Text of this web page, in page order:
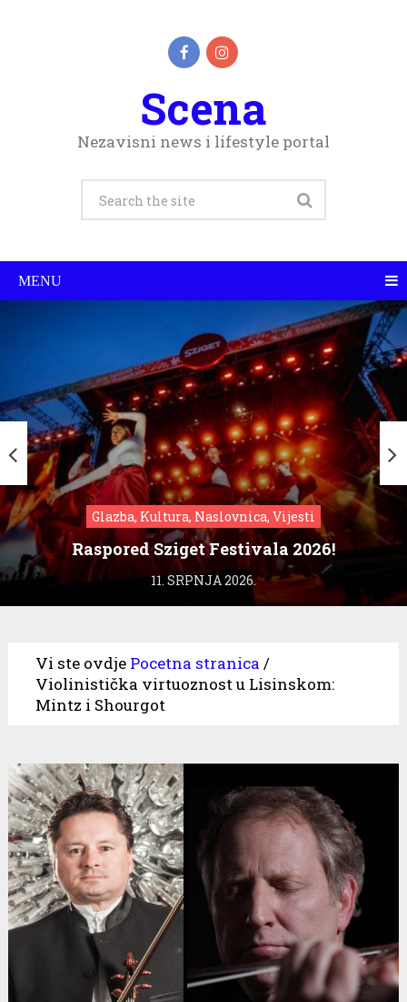
Scena
Nezavisni news i lifestyle portal
MENU
Glazba, Kultura, Naslovnica, Vijesti
Raspored Sziget Festivala 2026!
11. SRPNJA 2026.
Vi ste ovdje Pocetna stranica /
Violinistička virtuoznost u Lisinskom:
Mintz i Shourgot